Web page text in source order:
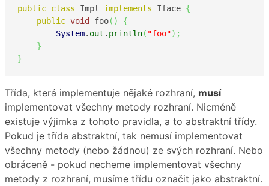
public class Impl implements Iface {
public void foo( )
{
System. out . println( "foo") ;
}
}
Třída, která implementuje nějaké rozhraní, musí
implementovat všechny metody rozhraní. Nicméně
existuje výjimka z tohoto pravidla, a to abstraktní třídy.
Pokud je třída abstraktní, tak nemusí implementovat
všechny metody (nebo žádnou) ze svých rozhraní. Nebo
obráceně - pokud necheme implementovat všechny
metody z rozhraní, musíme třídu označit jako abstraktní.